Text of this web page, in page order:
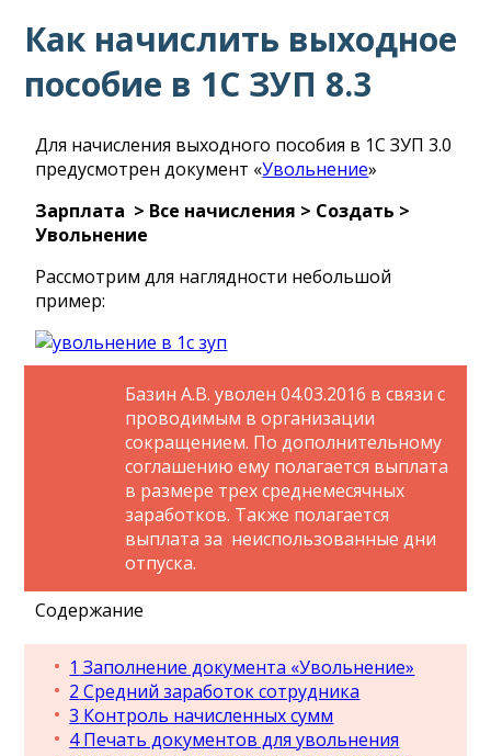
Как начислить выходное
пособие в 1С ЗУП 8.3
Для начисления выходного пособия в 1С ЗУП 3.0
предусмотрен документ «Увольнение»
Зарплата > Все начисления > Создать >
Увольнение
Рассмотрим для наглядности небольшой
пример:
Базин А.В. уволен 04.03.2016 в связи с
проводимым в организации
сокращением. По дополнительному
соглашению ему полагается выплата
в размере трех среднемесячных
заработков. Также полагается
выплата за неиспользованные дни
отпуска.
Содержание
1 Заполнение документа «Увольнение»
2 Средний заработок сотрудника
3 Контроль начисленных сумм
4Печать документов для увольнения